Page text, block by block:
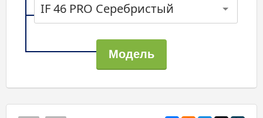
IF 46 PRO Серебристый